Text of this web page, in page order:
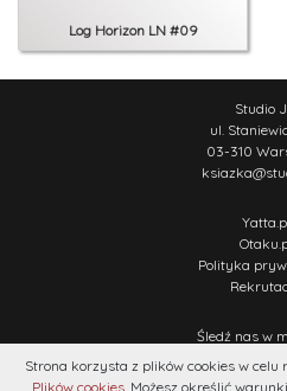
Log Horizon LN #09
Strona korzysta z plików cookies w celu
Plików cookies . Możesz określić
Studio
ul.
03-310
ksiazka@
Polityka
Śledź nas w